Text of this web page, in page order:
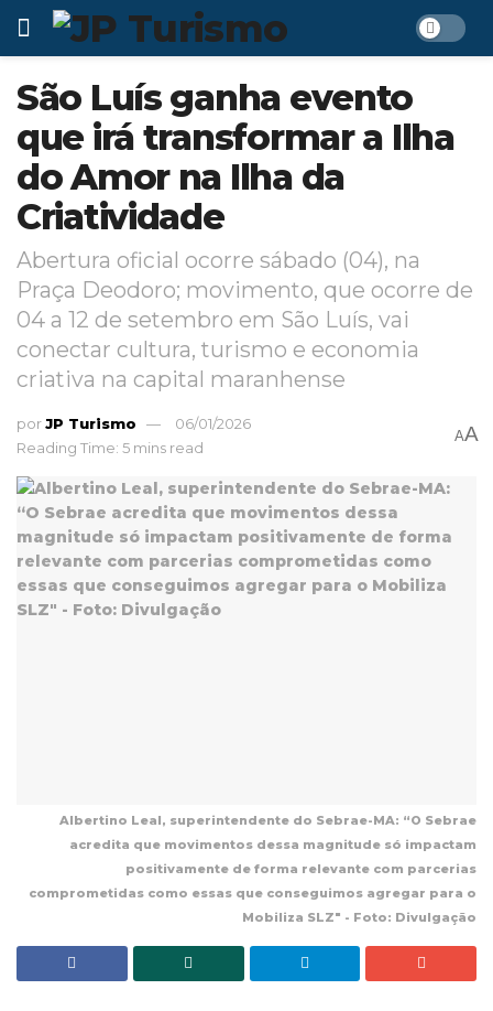
São Luís ganha evento
que irá transformar a Ilha
do Amor na Ilha da
Criatividade
Abertura oficial ocorre sábado (04), na
Praça Deodoro; movimento, que ocorre de
04 a 12 de setembro em São Luís, vai
conectar cultura, turismo e economia
criativa na capital maranhense
porJP Turismo
06/01/2026
Reading Time: 5 mins read
AA
Albertino Leal, superintendente do Sebrae-MA: “O Sebrae
acredita que movimentos dessa magnitude só impactam
positivamente de forma relevante com parcerias
comprometidas como essas que conseguimos agregar para o
Mobiliza SLZ" - Foto: Divulgação